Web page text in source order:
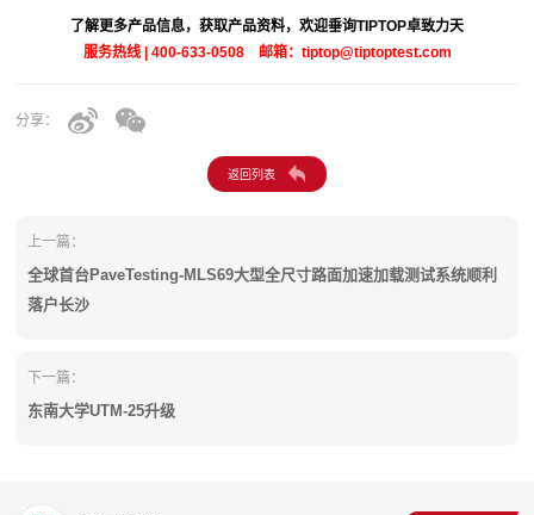
了解更多产品信息，获取产品资料，欢迎垂询TIPTOP卓致力天
服务热线 | 400-633-0508 邮箱：tiptop@tiptoptest.com
分享：
上一篇：
全球首台PaveTesting-MLS69大型全尺寸路面加速加载测试系统顺利
落户长沙
下一篇：
东南大学UTM-25升级